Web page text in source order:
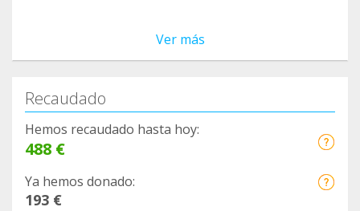
Ver más
Recaudado
Hemos recaudado hasta hoy:
488 €
Ya hemos donado:
193 €